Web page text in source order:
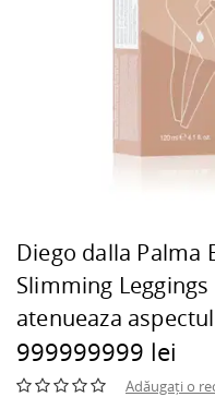
Diego dalla Palma
Slimming
atenueaza
999999999 lei
Adăugați o